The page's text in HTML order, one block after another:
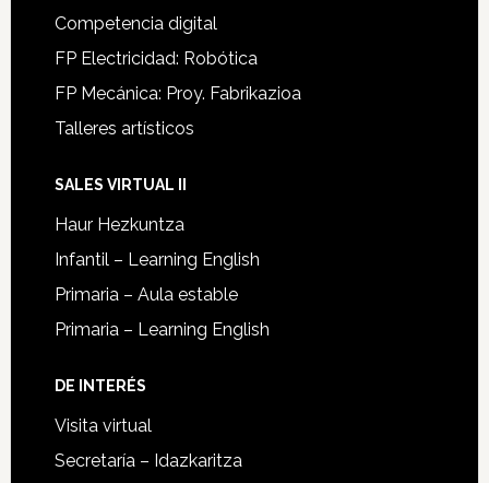
Competencia digital
FP Electricidad: Robótica
FP Mecánica: Proy. Fabrikazioa
Talleres artísticos
SALES VIRTUAL II
Haur Hezkuntza
Infantil – Learning English
Primaria – Aula estable
Primaria – Learning English
DE INTERÉS
Visita virtual
Secretaría – Idazkaritza